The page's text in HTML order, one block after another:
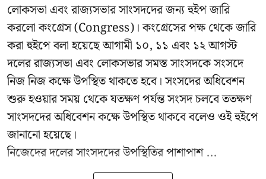
লোকসভা এবং রাজ্যসভার সাংসদদের জন্য হুইপ জারি
করলো কংগ্রেস (Congress)। কংগ্রেসের পক্ষ থেকে জারি
করা হুইপে বলা হয়েছে আগামী ১০, ১১ এবং ১২ আগস্ট
দলের রাজ্যসভা এবং লোকসভার সমস্ত সাংসদকে সংসদে
নিজ নিজ কক্ষে উপস্থিত থাকতে হবে। সংসদের অধিবেশন
শুরু হওয়ার সময় থেকে যতক্ষণ পর্যন্ত সংসদ চলবে ততক্ষণ
সাংসদদের অধিবেশন কক্ষে উপস্থিত থাকবে বলেও ওই হুইপে
জানানো হয়েছে।
নিজেদের দলের সাংসদদের উপস্থিতির পাশাপাশ ...